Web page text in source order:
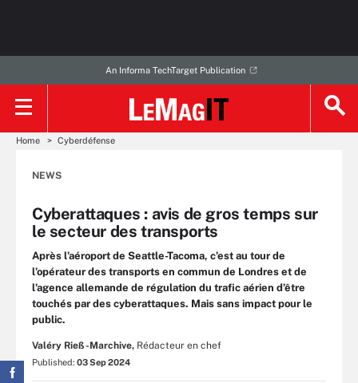
An Informa TechTarget Publication
Home Cyberdéfense
NEWS
Cyberattaques : avis de gros temps sur
le secteur des transports
Après l’aéroport de Seattle-Tacoma, c’est au tour de
l’opérateur des transports en commun de Londres et de
l’agence allemande de régulation du trafic aérien d’être
touchés par des cyberattaques. Mais sans impact pour le
public.
Valéry Rieß-Marchive, Rédacteur en chef
Published: 03 Sep 2024